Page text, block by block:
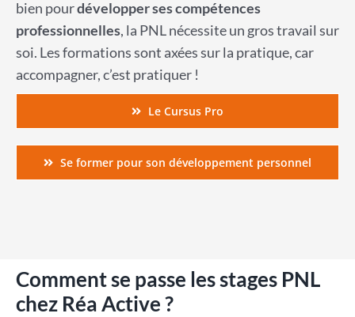
bien pourdévelopper ses compétences
professionnelles, la PNL nécessite un gros travail sur
soi. Les formations sont axées sur la pratique, car
accompagner, c’est pratiquer !
Le Cursus Pro
Se former pour son développement personnel
Comment se passe les stages PNL
chez Réa Active ?